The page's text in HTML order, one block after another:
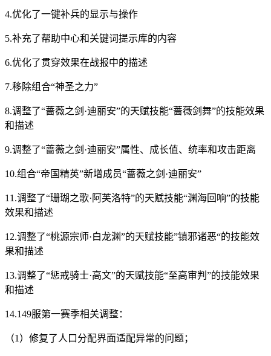
4.优化了一键补兵的显示与操作
5.补充了帮助中心和关键词提示库的内容
6.优化了贯穿效果在战报中的描述
7.移除组合“神圣之力”
8.调整了“蔷薇之剑·迪丽安”的天赋技能“蔷薇剑舞”的技能效果
和描述
9.调整了“蔷薇之剑·迪丽安”属性、成长值、统率和攻击距离
10.组合“帝国精英”新增成员“蔷薇之剑·迪丽安”
11.调整了“珊瑚之歌·阿芙洛特”的天赋技能“渊海回响”的技能
效果和描述
12.调整了“桃源宗师·白龙渊”的天赋技能”镇邪诸恶“的技能效
果和描述
13.调整了“惩戒骑士·高文”的天赋技能“至高审判”的技能效果
和描述
14.149服第一赛季相关调整：
（1）修复了人口分配界面适配异常的问题；